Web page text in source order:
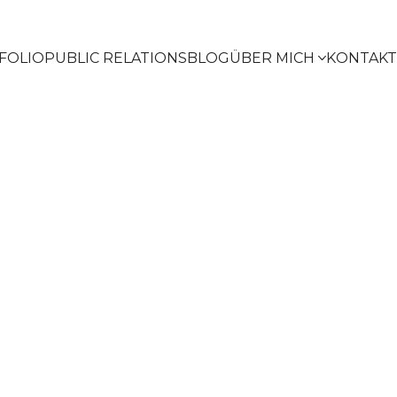
PUBLIC RELATIONSBLOGÜBER MICH KONTAKT